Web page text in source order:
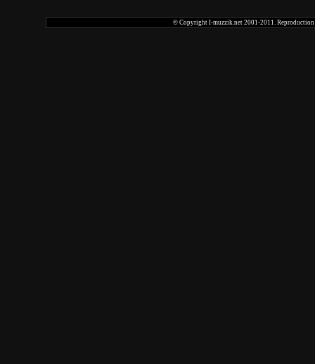
© Copyright I-muzzik.net 2001-2011. Reproduction